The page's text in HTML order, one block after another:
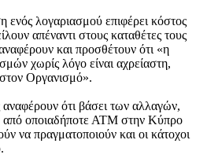
ενός λογαριασμού επιφέρει κόστος
απέναντι στους καταθέτες τους
και προσθέτουν ότι «η
χωρίς λόγο είναι αχρείαστη,
Οργανισμό».
αναφέρουν ότι βάσει των αλλαγών,
από οποιαδήποτε ΑΤΜ στην Κύπρο
να πραγματοποιούν και οι κάτοχοι